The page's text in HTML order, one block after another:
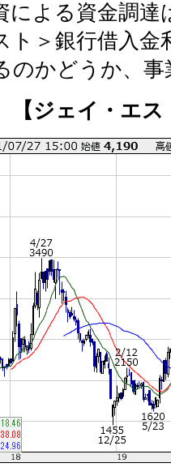
による資金調達
ト＞銀行借入金
のかどうか、
【ジェイ・エ